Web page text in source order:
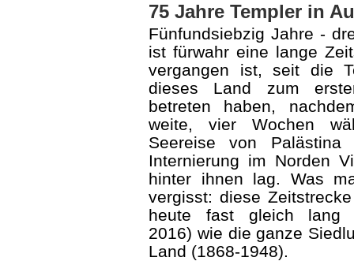
75 Jahre Templer in
Fünfundsiebzig Jahre -
ist fürwahr eine lange
vergangen ist, seit die
dieses Land zum
betreten ha­ben,
weite, vier Wochen
Seereise von
Internierung im Nor­den
hinter ihnen lag. Was
vergisst: diese
heute fast gleich lang
2016) wie die ganze
Land (1868-1948).